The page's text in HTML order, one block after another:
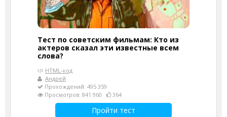
Тест по советским фильмам: Кто из
актеров сказал эти известные всем
слова?
HTML-код
Андрей
Прохождений: 495 359
Просмотров: 841 960
364
Пройти тест